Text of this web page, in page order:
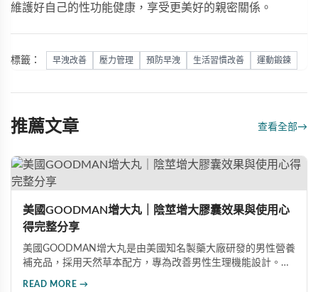
維護好自己的性功能健康，享受更美好的親密關係。
標籤： 早洩改善 壓力管理 預防早洩 生活習慣改善 運動鍛鍊
推薦文章 查看全部→
美國GOODMAN增大丸｜陰莖增大膠囊效果與使用心
得完整分享
美國GOODMAN增大丸是由美國知名製藥大廠研發的男性營養
補充品，採用天然草本配方，專為改善男性生理機能設計。根
READ MORE →